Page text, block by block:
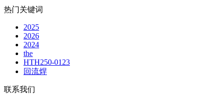
热门关键词
2025
2026
2024
the
HTH250-0123
回流焊
联系我们